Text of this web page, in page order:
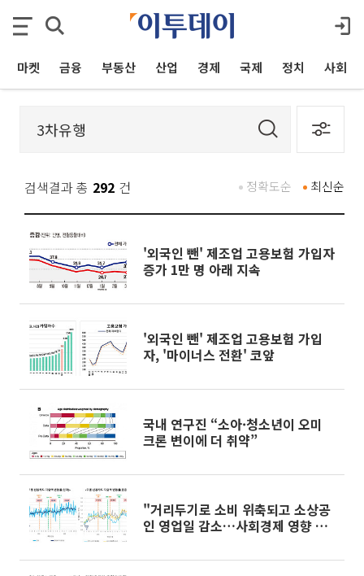
마켓 금융 부동산 산업 경제 국제 정치 사회
검색결과 총 292 건 최신순
정확도순
'외국인 뺀' 제조업 고용보험 가입자
증가 1만 명 아래 지속
'외국인 뺀' 제조업 고용보험 가입
자, '마이너스 전환' 코앞
국내 연구진 “소아·청소년이 오미
크론 변이에 더 취약”
"거리두기로 소비 위축되고 소상공
인 영업일 감소…사회경제 영향 반